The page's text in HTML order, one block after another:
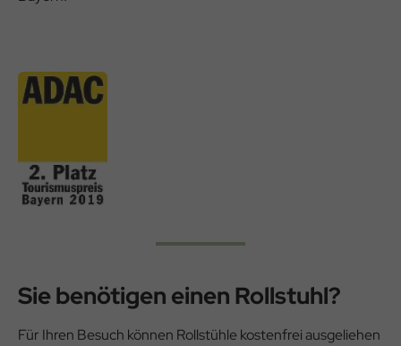
Sie benötigen einen Rollstuhl?
Für Ihren Besuch können Rollstühle kostenfrei ausgeliehen